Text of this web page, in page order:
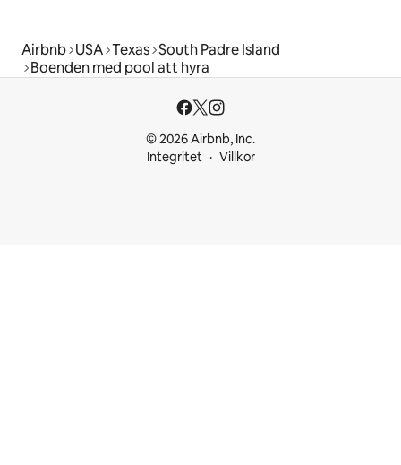
Airbnb USA Texas South Padre Island
Boenden med pool att hyra
© 2026 Airbnb, Inc.
Integritet
Villkor